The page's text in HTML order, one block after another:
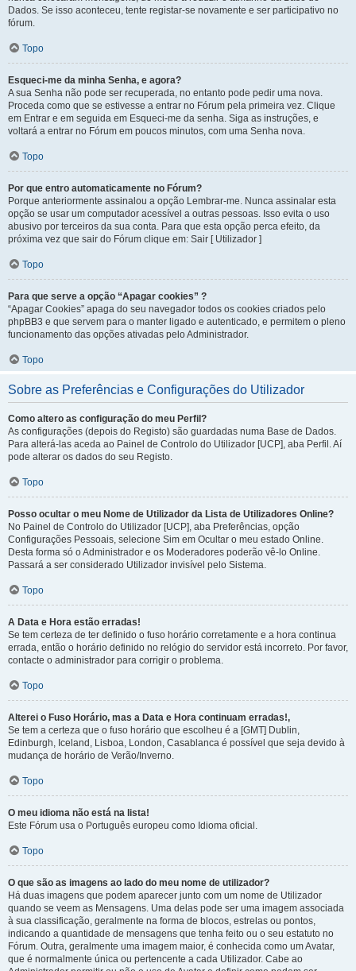
Dados. Se isso aconteceu, tente registar-se novamente e ser participativo no
fórum.
Topo
Esqueci-me da minha Senha, e agora?
A sua Senha não pode ser recuperada, no entanto pode pedir uma nova.
Proceda como que se estivesse a entrar no Fórum pela primeira vez. Clique
em Entrar e em seguida em Esqueci-me da senha. Siga as instruções, e
voltará a entrar no Fórum em poucos minutos, com uma Senha nova.
Topo
Por que entro automaticamente no Fórum?
Porque anteriormente assinalou a opção Lembrar-me. Nunca assinalar esta
opção se usar um computador acessível a outras pessoas. Isso evita o uso
abusivo por terceiros da sua conta. Para que esta opção perca efeito, da
próxima vez que sair do Fórum clique em: Sair [ Utilizador ]
Topo
Para que serve a opção “Apagar cookies” ?
“Apagar Cookies” apaga do seu navegador todos os cookies criados pelo
phpBB3 e que servem para o manter ligado e autenticado, e permitem o pleno
funcionamento das opções ativadas pelo Administrador.
Topo
Sobre as Preferências e Configurações do Utilizador
Como altero as configuração do meu Perfil?
As configurações (depois do Registo) são guardadas numa Base de Dados.
Para alterá-las aceda ao Painel de Controlo do Utilizador [UCP], aba Perfil. Aí
pode alterar os dados do seu Registo.
Topo
Posso ocultar o meu Nome de Utilizador da Lista de Utilizadores Online?
No Painel de Controlo do Utilizador [UCP], aba Preferências, opção
Configurações Pessoais, selecione Sim em Ocultar o meu estado Online.
Desta forma só o Administrador e os Moderadores poderão vê-lo Online.
Passará a ser considerado Utilizador invisível pelo Sistema.
Topo
A Data e Hora estão erradas!
Se tem certeza de ter definido o fuso horário corretamente e a hora continua
errada, então o horário definido no relógio do servidor está incorreto. Por favor,
contacte o administrador para corrigir o problema.
Topo
Alterei o Fuso Horário, mas a Data e Hora continuam erradas!,
Se tem a certeza que o fuso horário que escolheu é a [GMT] Dublin,
Edinburgh, Iceland, Lisboa, London, Casablanca é possível que seja devido à
mudança de horário de Verão/Inverno.
Topo
O meu idioma não está na lista!
Este Fórum usa o Português europeu como Idioma oficial.
Topo
O que são as imagens ao lado do meu nome de utilizador?
Há duas imagens que podem aparecer junto com um nome de Utilizador
quando se veem as Mensagens. Uma delas pode ser uma imagem associada
à sua classificação, geralmente na forma de blocos, estrelas ou pontos,
indicando a quantidade de mensagens que tenha feito ou o seu estatuto no
Fórum. Outra, geralmente uma imagem maior, é conhecida como um Avatar,
que é normalmente única ou pertencente a cada Utilizador. Cabe ao